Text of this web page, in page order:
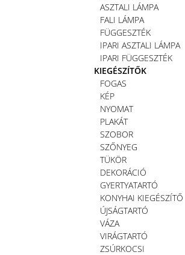
ASZTALI LÁMPA
FALI LÁMPA
FÜGGESZTÉK
IPARI ASZTALI LÁMPA
IPARI FÜGGESZTÉK
KIEGÉSZÍTŐK
FOGAS
KÉP
NYOMAT
PLAKÁT
SZOBOR
SZŐNYEG
TÜKÖR
DEKORÁCIÓ
GYERTYATARTÓ
KONYHAI KIEGÉSZÍTŐ
ÚJSÁGTARTÓ
VÁZA
VIRÁGTARTÓ
ZSÚRKOCSI